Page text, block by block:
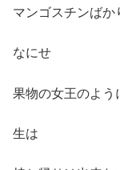
マンゴスチンばか
なにせ
果物の女王のよ
生は